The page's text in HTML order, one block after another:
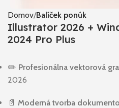
Domov Balíček ponúk
Illustrator 2026 +
2024 Pro Plus
✏️ Profesionálna vektorová
2026
📄 Moderná tvorba